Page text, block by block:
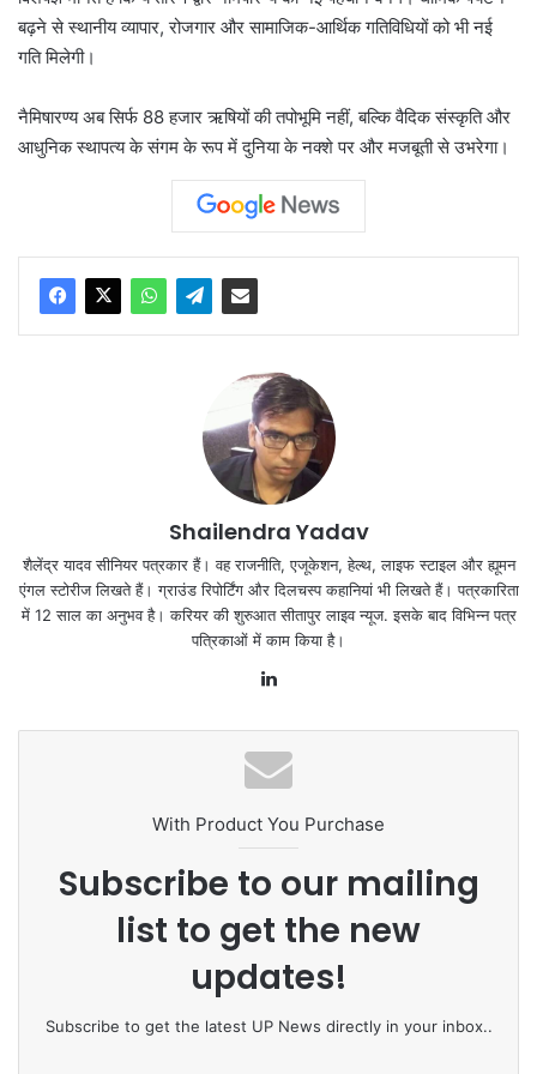
बढ़ने से स्थानीय व्यापार, रोजगार और सामाजिक-आर्थिक गतिविधियों को भी नई
गति मिलेगी।
नैमिषारण्य अब सिर्फ 88 हजार ऋषियों की तपोभूमि नहीं, बल्कि वैदिक संस्कृति और
आधुनिक स्थापत्य के संगम के रूप में दुनिया के नक्शे पर और मजबूती से उभरेगा।
Shailendra Yadav
शैलेंद्र यादव सीनियर पत्रकार हैं। वह राजनीति, एजूकेशन, हेल्थ, लाइफ स्‍टाइल और ह्यूमन
एंगल स्टोरीज लिखते हैं। ग्राउंड रिपोर्टिंग और दिलचस्प कहानियां भी लिखते हैं। पत्रकारिता
में 12 साल का अनुभव है। करियर की शुरुआत सीतापुर लाइव न्यूज. इसके बाद विभिन्‍न पत्र
पत्रिकाओं में काम किया है।
dIn
With Product You Purchase
Subscribe to our mailing
list to get the new
updates!
Subscribe to get the latest UP News directly in your inbox..